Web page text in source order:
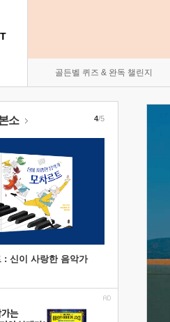
골든벨 퀴즈 & 완독 챌린지
소
: 신이 사랑한 음악가
4/5